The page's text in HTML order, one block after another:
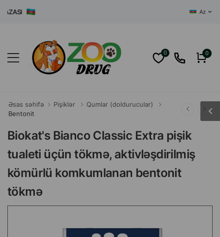
Az
0 0
Əsas səhifə Pişiklər
Qumlar (doldurucular)
Bentonit
Biokat's Bianco Classic Extra pişik
tualeti üçün tökmə, aktivləşdirilmiş
kömürlü komkumlanan bentonit
tökmə